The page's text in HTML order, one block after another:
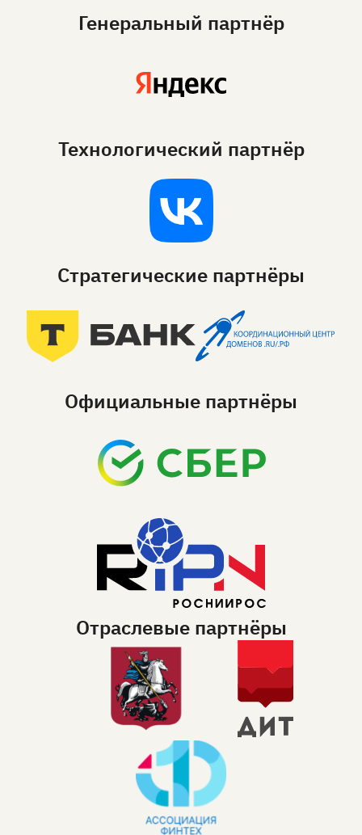
Генеральный партнёр
Технологический партнёр
Стратегические партнёры
Официальные партнёры
Отраслевые партнёры